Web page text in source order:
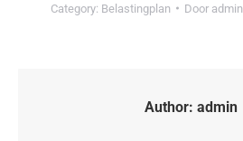
Category: Belastingplan Door admin
Author: admin